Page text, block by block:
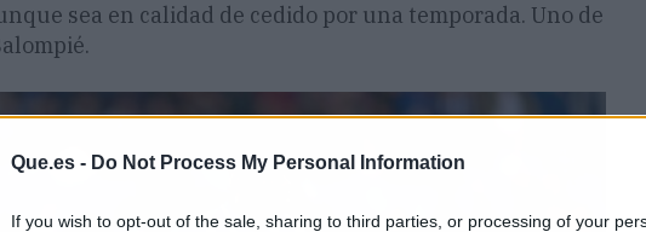
Que.es - Do Not Process My Personal Information
If you wish to opt-out of the sale, sharing to third parties, or processing of your
sea en calidad de cedido por una temporada. Uno de